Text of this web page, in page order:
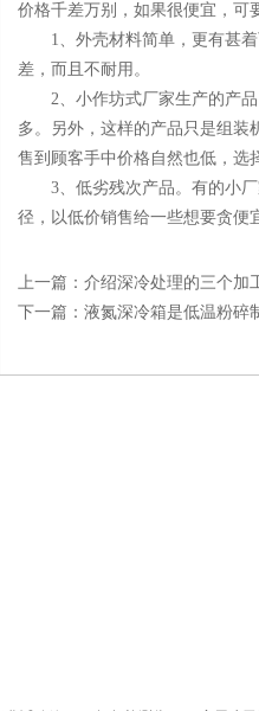
价格千差万别，如果很便宜，可
1、外壳材料简单，更有甚着
差，而且不耐用。
2、小作坊式厂家生产的产品
多。另外，这样的产品只是组装
售到顾客手中价格自然也低，选
3、低劣残次产品。有的小厂
径，以低价销售给一些想要贪便
上一篇： 介绍深冷处理的三个加
下一篇： 液氮深冷箱是低温粉碎